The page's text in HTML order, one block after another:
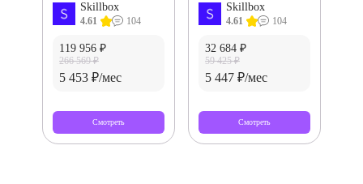
Skillbox
4.61 104
119 956 ₽
266 569 ₽
5 453 ₽/мес
Смотреть
Skillbox
4.61 104
32 684 ₽
59 425 ₽
5 447 ₽/мес
Смотреть